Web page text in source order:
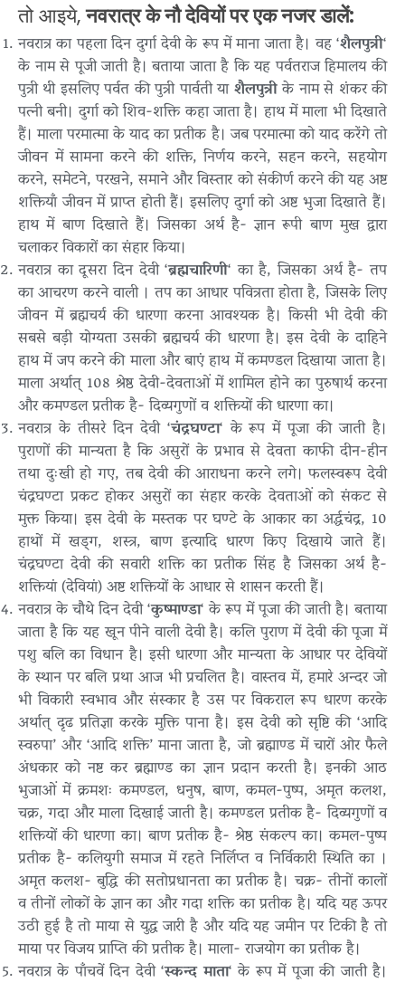
तो आइये,नवरात्र के नौ देवियों पर एक नजर डालें:
नवरात्र का पहला दिन दुर्गा देवी के रूप में माना जाता है। वह ‘शैलपुत्री‘
के नाम से पूजी जाती है। बताया जाता है कि यह पर्वतराज हिमालय की
पुत्री थी इसलिए पर्वत की पुत्री पार्वती याशैलपुत्रीके नाम से शंकर की
पत्नी बनी। दुर्गा को शिव-शक्ति कहा जाता है। हाथ में माला भी दिखाते
हैं। माला परमात्मा के याद का प्रतीक है। जब परमात्मा को याद करेंगे तो
जीवन में सामना करने की शक्ति, निर्णय करने, सहन करने, सहयोग
करने, समेटने, परखने, समाने और विस्तार को संकीर्ण करने की यह अष्ट
शक्तियाँ जीवन में प्राप्त होती हैं। इसलिए दुर्गा को अष्ट भुजा दिखाते हैं।
हाथ में बाण दिखाते हैं। जिसका अर्थ है- ज्ञान रूपी बाण मुख द्वारा
चलाकर विकारों का संहार किया।
नवरात्र का दूसरा दिन देवी ‘ब्रह्मचारिणी‘ का है, जिसका अर्थ है- तप
का आचरण करने वाली । तप का आधार पवित्रता होता है, जिसके लिए
जीवन में ब्रह्मचर्य की धारणा करना आवश्यक है। किसी भी देवी की
सबसे बड़ी योग्यता उसकी ब्रह्मचर्य की धारणा है। इस देवी के दाहिने
हाथ में जप करने की माला और बाएं हाथ में कमण्डल दिखाया जाता है।
माला अर्थात् 108 श्रेष्ठ देवी-देवताओं में शामिल होने का पुरुषार्थ करना
और कमण्डल प्रतीक है- दिव्यगुणों व शक्तियों की धारणा का।
नवरात्र के तीसरे दिन देवी ‘चंद्रघण्टा‘ के रूप में पूजा की जाती है।
पुराणों की मान्यता है कि असुरों के प्रभाव से देवता काफी दीन-हीन
तथा दुःखी हो गए, तब देवी की आराधना करने लगे। फलस्वरूप देवी
चंद्रघण्टा प्रकट होकर असुरों का संहार करके देवताओं को संकट से
मुक्त किया। इस देवी के मस्तक पर घण्टे के आकार का अर्द्धचंद्र, 10
हाथों में खड्ग, शस्त्र, बाण इत्यादि धारण किए दिखाये जाते हैं।
चंद्रघण्टा देवी की सवारी शक्ति का प्रतीक सिंह है जिसका अर्थ है-
शक्तियां (देवियां) अष्ट शक्तियों के आधार से शासन करती हैं।
नवरात्र के चौथे दिन देवी ‘कुष्माण्डा‘ के रूप में पूजा की जाती है। बताया
जाता है कि यह खून पीने वाली देवी है। कलि पुराण में देवी की पूजा में
पशु बलि का विधान है। इसी धारणा और मान्यता के आधार पर देवियों
के स्थान पर बलि प्रथा आज भी प्रचलित है। वास्तव में, हमारे अन्दर जो
भी विकारी स्वभाव और संस्कार है उस पर विकराल रूप धारण करके
अर्थात् दृढ प्रतिज्ञा करके मुक्ति पाना है। इस देवी को सृष्टि की ‘आदि
स्वरुपा’ और ‘आदि शक्ति’ माना जाता है, जो ब्रह्माण्ड में चारों ओर फैले
अंधकार को नष्ट कर ब्रह्माण्ड का ज्ञान प्रदान करती है। इनकी आठ
भुजाओं में क्रमशः कमण्डल, धनुष, बाण, कमल-पुष्प, अमृत कलश,
चक्र, गदा और माला दिखाई जाती है। कमण्डल प्रतीक है- दिव्यगुणों व
शक्तियों की धारणा का। बाण प्रतीक है- श्रेष्ठ संकल्प का। कमल-पुष्प
प्रतीक है- कलियुगी समाज में रहते निर्लिप्त व निर्विकारी स्थिति का ।
अमृत कलश- बुद्धि की सतोप्रधानता का प्रतीक है। चक्र- तीनों कालों
व तीनों लोकों के ज्ञान का और गदा शक्ति का प्रतीक है। यदि यह ऊपर
उठी हुई है तो माया से युद्ध जारी है और यदि यह जमीन पर टिकी है तो
माया पर विजय प्राप्ति की प्रतीक है। माला- राजयोग का प्रतीक है।
नवरात्र के पाँचवें दिन देवी ‘स्कन्द माता‘ के रूप में पूजा की जाती है।